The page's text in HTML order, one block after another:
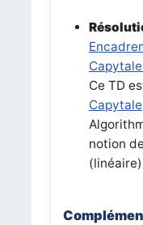
Ce TD
Capytale
notion